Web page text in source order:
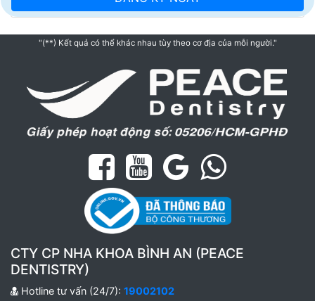
"(**) Kết quả có thể khác nhau tùy theo cơ địa của mỗi người."
CTY CP NHA KHOA BÌNH AN (PEACE
DENTISTRY)
Hotline tư vấn (24/7): 19002102